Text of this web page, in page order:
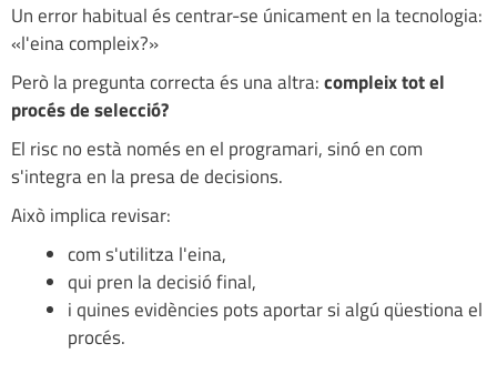
Un error habitual és centrar-se únicament en la tecnologia:
«l'eina compleix?»
Però la pregunta correcta és una altra:compleix tot el
procés de selecció?
El risc no està només en el programari, sinó en com
s'integra en la presa de decisions.
Això implica revisar:
com s'utilitza l'eina,
qui pren la decisió final,
i quines evidències pots aportar si algú qüestiona el
procés.